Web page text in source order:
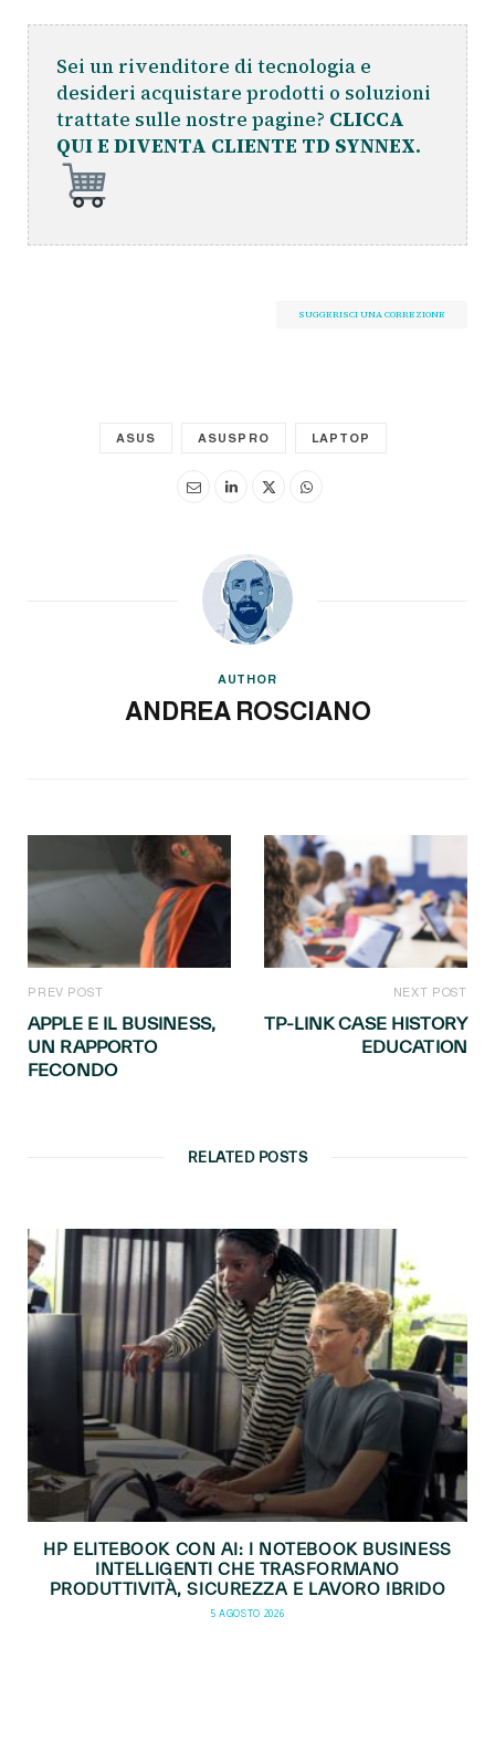
Sei un rivenditore di tecnologia e
desideri acquistare prodotti o soluzioni
trattate sulle nostre pagine? CLICCA
QUI E DIVENTA CLIENTE TD SYNNEX.
SUGGERISCI UNA CORREZIONE
ASUS ASUSPRO LAPTOP
AUTHOR
ANDREA ROSCIANO
PREV POST
APPLE E IL BUSINESS,
UN RAPPORTO
FECONDO
NEXT POST
TP-LINK CASE HISTORY
EDUCATION
RELATED POSTS
HP ELITEBOOK CON AI: I NOTEBOOK BUSINESS
INTELLIGENTI CHE TRASFORMANO
PRODUTTIVITÀ, SICUREZZA E LAVORO IBRIDO
5 AGOSTO 2026